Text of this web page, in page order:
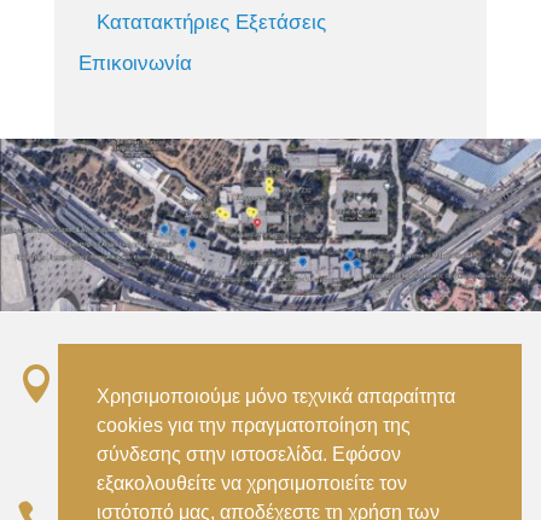
Κατατακτήριες Εξετάσεις
Επικοινωνία

Αττικής –
Metro ISAP – Irini Station, 15122, Marousi
Attica
(+30) 210 2896738–(+30) 210 2896739
Χρησιμοποιούμε μόνο τεχνικά απαραίτητα
cookies για την πραγματοποίηση της
σύνδεσης στην ιστοσελίδα. Εφόσον
εξακολουθείτε να χρησιμοποιείτε τον
ιστότοπό μας, αποδέχεστε τη χρήση των